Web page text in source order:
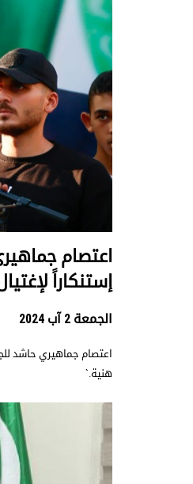
اعتصام
إستنكاراً
الجمعة 2 آب 2024
اعتصام جماهيري حاشد
هنية.`